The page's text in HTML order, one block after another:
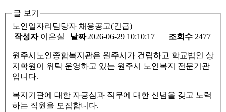
글 보기
노인일자리담당자 채용공고(긴급)
작성자 이은실 날짜 2026-06-29 10:10:17 조회수 2477
원주시노인종합복지관은 원주시가 건립하고 학교법인 상
지학원이 위탁 운영하고 있는 원주시 노인복지 전문기관
입니다.
복지기관에 대한 자긍심과 직무에 대한 신념을 갖고 노력
하는 직원을 모집합니다.